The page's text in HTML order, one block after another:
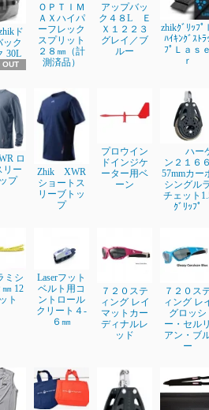
ド
ック
30L
OUT
ＯＰＴＩＭ
ＡＸハイパ
ーフレック
スプリット
２８㎜（計
測済品）
アップバッ
ク４８L Ｅ
Ｘ１２２３
グレイ／ブ
ルー
zhikｸﾞﾘｯﾌﾟ
ﾊｲｷﾝｸﾞｽﾄﾗ
ﾌﾟＬａｓｅ
ｒ
ロ
リー
プ
Zhik XWR
ショートス
リーブトッ
プ
プロウイン
ドインジケ
ーター用ベ
ーン
ハー
ン２１６６
57mmカー
シングルラ
チェット
ｸﾞﾘｯﾌﾟ
ミシ
12
ト
Laserフット
ベルト用コ
ントロール
クリート４-
６㎜
７２０ステ
ィング レイ
マットカー
ディナルレ
ッド
７２０ス
ィング レ
グロッシ
ー・セルリ
アン・ブ
ー